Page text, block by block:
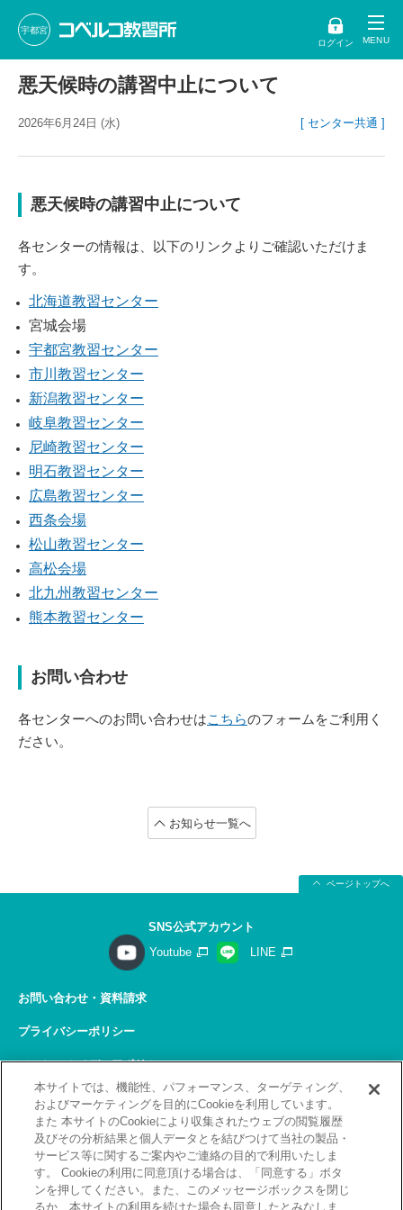
宇都宮
ログイン
悪天候時の講習中止について
2026年6月24日 (水) [ センター共通 ]
悪天候時の講習中止について
各センターの情報は、以下のリンクよりご確認いただけま
す。
北海道教習センター
宮城会場
宇都宮教習センター
市川教習センター
新潟教習センター
岐阜教習センター
尼崎教習センター
明石教習センター
広島教習センター
西条会場
松山教習センター
高松会場
北九州教習センター
熊本教習センター
お問い合わせ
各センターへのお問い合わせはこちらのフォームをご利用く
ださい。
お知らせ一覧へ
ページトップへ
SNS公式アカウント
Youtube
LINE
お問い合わせ・資料請求
プライバシーポリシー
ソーシャルメディアポリシー
サイトの利用について
サイトマップ
関連リンク
採用情報
本サイトでは、機能性、パフォーマンス、ターゲティング、
およびマーケティングを目的にCookieを利用しています。
また 本サイトのCookieにより収集されたウェブの閲覧履歴
及びその分析結果と個人データとを結びつけて当社の製品・
サービス等に関するご案内やご連絡の目的で利用いたしま
す。 Cookieの利用に同意頂ける場合は、「同意する」ボタ
ンを押してください。また、このメッセージボックスを閉じ
るか、本サイトの利用を続けた場合も同意したとみなしま